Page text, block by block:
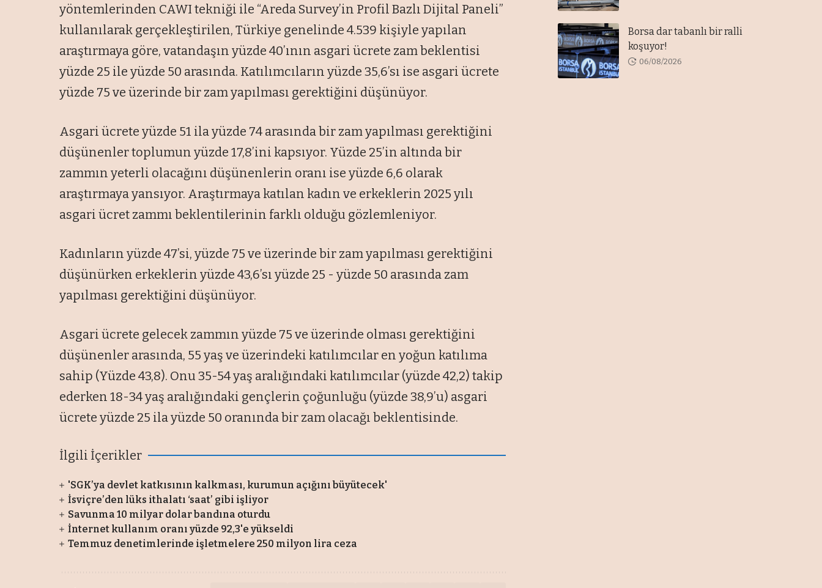
yöntemlerinden CAWI tekniği ile “Areda Survey’in Profil Bazlı Dijital Paneli”
kullanılarak gerçekleştirilen, Türkiye genelinde 4.539 kişiyle yapılan
araştırmaya göre, vatandaşın yüzde 40’ının asgari ücrete zam beklentisi
yüzde 25 ile yüzde 50 arasında. Katılımcıların yüzde 35,6’sı ise asgari ücrete
yüzde 75 ve üzerinde bir zam yapılması gerektiğini düşünüyor.
Asgari ücrete yüzde 51 ila yüzde 74 arasında bir zam yapılması gerektiğini
düşünenler toplumun yüzde 17,8’ini kapsıyor. Yüzde 25’in altında bir
zammın yeterli olacağını düşünenlerin oranı ise yüzde 6,6 olarak
araştırmaya yansıyor. Araştırmaya katılan kadın ve erkeklerin 2025 yılı
asgari ücret zammı beklentilerinin farklı olduğu gözlemleniyor.
Kadınların yüzde 47’si, yüzde 75 ve üzerinde bir zam yapılması gerektiğini
düşünürken erkeklerin yüzde 43,6’sı yüzde 25 - yüzde 50 arasında zam
yapılması gerektiğini düşünüyor.
Asgari ücrete gelecek zammın yüzde 75 ve üzerinde olması gerektiğini
düşünenler arasında, 55 yaş ve üzerindeki katılımcılar en yoğun katılıma
sahip (Yüzde 43,8). Onu 35-54 yaş aralığındaki katılımcılar (yüzde 42,2) takip
ederken 18-34 yaş aralığındaki gençlerin çoğunluğu (yüzde 38,9’u) asgari
ücrete yüzde 25 ila yüzde 50 oranında bir zam olacağı beklentisinde.
İlgili İçerikler
'SGK’ya devlet katkısının kalkması, kurumun açığını büyütecek'
İsviçre’den lüks ithalatı ‘saat’ gibi işliyor
Savunma 10 milyar dolar bandına oturdu
İnternet kullanım oranı yüzde 92,3'e yükseldi
Temmuz denetimlerinde işletmelere 250 milyon lira ceza
Borsa dar tabanlı bir ralli
koşuyor!
06/08/2026